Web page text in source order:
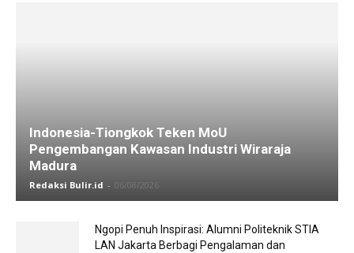
Indonesia-Tiongkok Teken MoU
Pengembangan Kawasan Industri Wiraraja
Madura
Redaksi Bulir.id - 06/08/2026
Ngopi Penuh Inspirasi: Alumni Politeknik STIA
LAN Jakarta Berbagi Pengalaman dan